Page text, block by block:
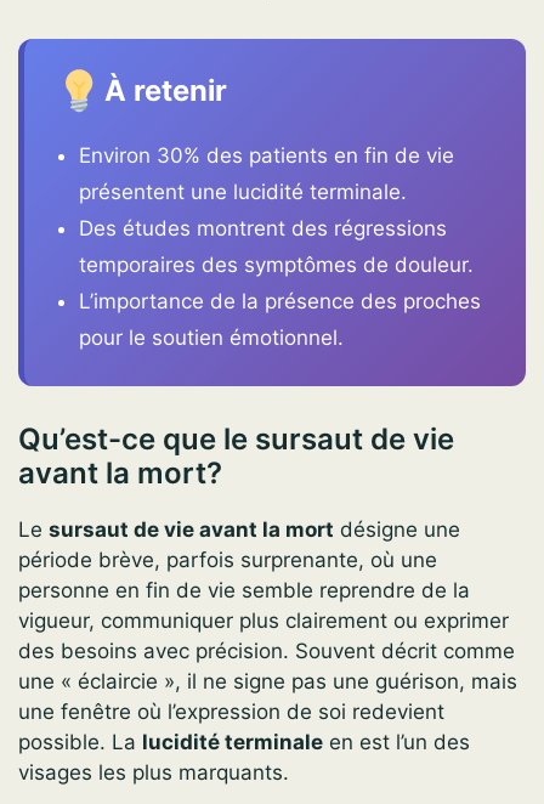
À retenir
Environ 30% des patients en fin de vie
présentent une lucidité terminale.
Des études montrent des régressions
temporaires des symptômes de douleur.
L’importance de la présence des proches
pour le soutien émotionnel.
Qu’est-ce que le sursaut de vie
avant la mort?
Le sursaut de vie avant la mort désigne une
période brève, parfois surprenante, où une
personne en fin de vie semble reprendre de la
vigueur, communiquer plus clairement ou exprimer
des besoins avec précision. Souvent décrit comme
une « éclaircie », il ne signe pas une guérison, mais
une fenêtre où l’expression de soi redevient
possible. La lucidité terminale en est l’un des
visages les plus marquants.